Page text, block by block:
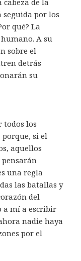
seguida por los
qué? La
A su
sobre el
detrás
su
todos los
si el
aquellos
una regla
las batallas y
del
a mí a escribir
nadie haya
por el